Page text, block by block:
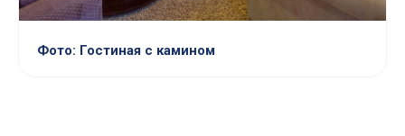
Фото: Гостиная с камином